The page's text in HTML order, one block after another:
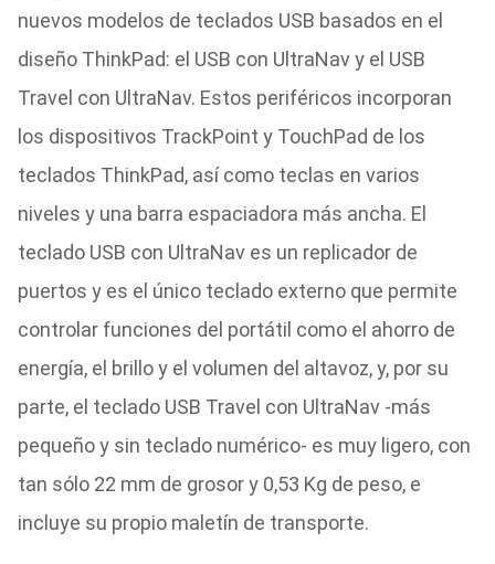
nuevos modelos de teclados USB basados en el
diseño ThinkPad: el USB con UltraNav y el USB
Travel con UltraNav. Estos periféricos incorporan
los dispositivos TrackPoint y TouchPad de los
teclados ThinkPad, así como teclas en varios
niveles y una barra espaciadora más ancha. El
teclado USB con UltraNav es un replicador de
puertos y es el único teclado externo que permite
controlar funciones del portátil como el ahorro de
energía, el brillo y el volumen del altavoz, y, por su
parte, el teclado USB Travel con UltraNav -más
pequeño y sin teclado numérico- es muy ligero, con
tan sólo 22 mm de grosor y 0,53 Kg de peso, e
incluye su propio maletín de transporte.